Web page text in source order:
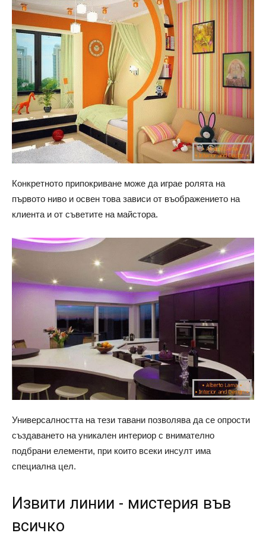
Конкретното припокриване може да играе ролята на
първото ниво и освен това зависи от въображението на
клиента и от съветите на майстора.
Универсалността на тези тавани позволява да се опрости
създаването на уникален интериор с внимателно
подбрани елементи, при които всеки инсулт има
специална цел.
Извити линии - мистерия във
всичко